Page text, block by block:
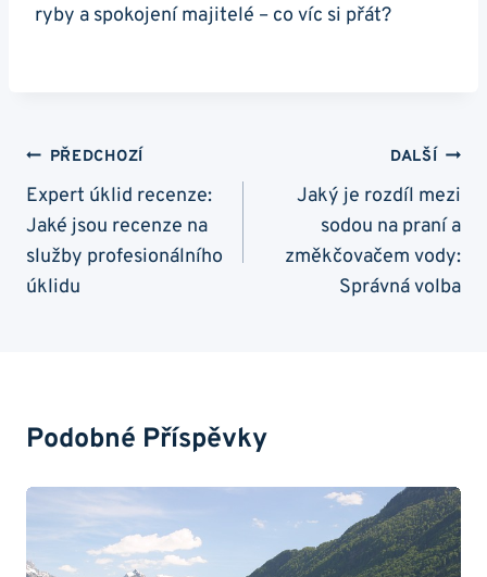
ryby a spokojení majitelé – co víc si přát?
Navigace
Pro
Příspěvek
PŘEDCHOZÍ
Expert úklid recenze:
Jaké jsou recenze na
služby profesionálního
úklidu
DALŠÍ
Jaký je rozdíl mezi
sodou na praní a
změkčovačem vody:
Správná volba
Podobné Příspěvky